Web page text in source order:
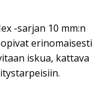
-sarjan 10 mm:n
erinomaisesti
iskua, kattava